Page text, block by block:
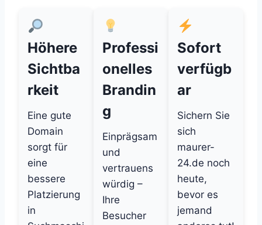
Höhere
Sichtba
rkeit
Eine gute
Domain
sorgt für
eine
bessere
Platzierung
in
Professi
onelles
Brandin
g
Einprägsam
und
vertrauens
würdig –
Ihre
Besucher
Sofort
verfügb
ar
Sichern Sie
sich
maurer-
24.de noch
heute,
bevor es
jemand